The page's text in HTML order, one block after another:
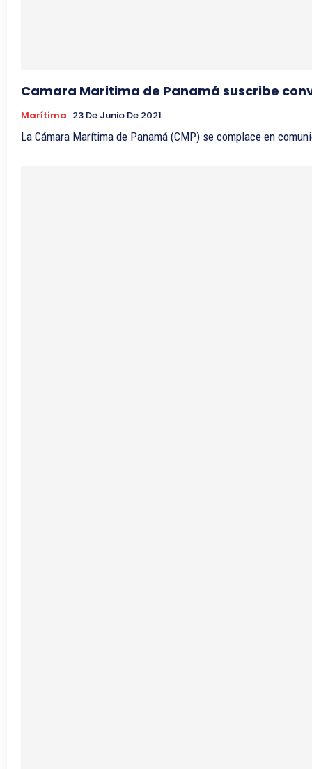
Camara Maritima de Panamá suscribe
Marítima 23 De Junio De 2021
La Cámara Marítima de Panamá (CMP) se complace en